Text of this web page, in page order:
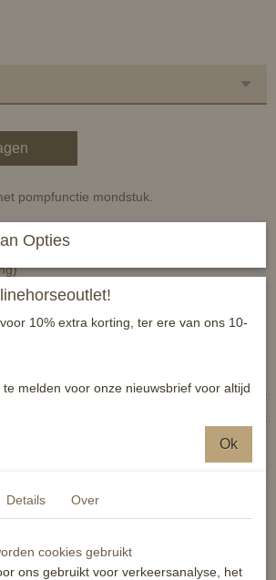
pompfunctie mondstuk.
en haakjes
9502435849847
Opties
10% extra korting, ter ere van ons 10-
melden voor onze nieuwsbrief voor altijd
Ok
Details Over
cookies gebruikt
ons gebruikt voor verkeersanalyse, het